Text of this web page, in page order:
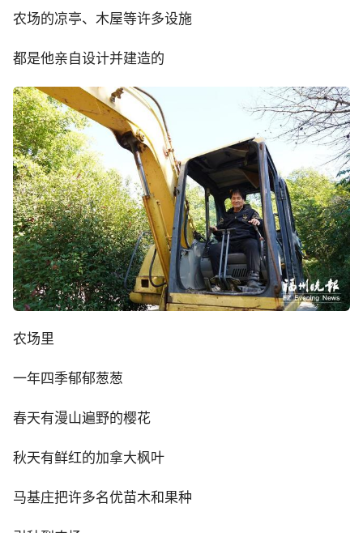
农场的凉亭、木屋等许多设施
都是他亲自设计并建造的
农场里
一年四季郁郁葱葱
春天有漫山遍野的樱花
秋天有鲜红的加拿大枫叶
马基庄把许多名优苗木和果种